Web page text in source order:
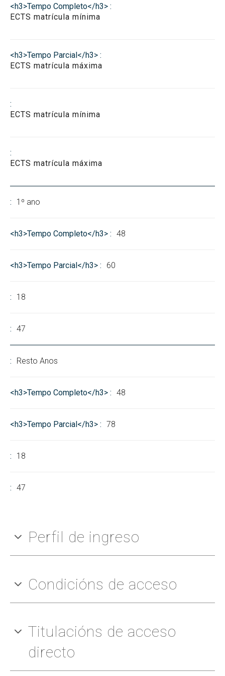
ECTS matrícula mínima
ECTS matrícula máxima
ECTS matrícula mínima
ECTS matrícula máxima
1º ano
48
60
18
47
Resto Anos
48
78
18
47
Perfil de ingreso
Condicións de acceso
Titulacións de acceso
directo